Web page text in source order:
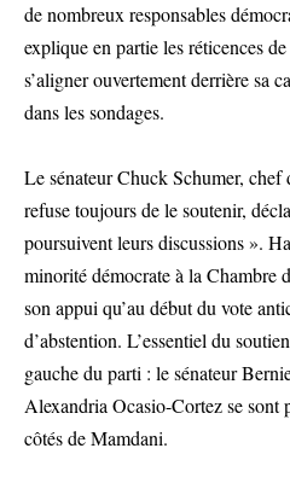
de nombreux responsables
explique en partie les réticences
s’aligner ouvertement derrière sa
dans les sondages.
Le sénateur Chuck Schumer, chef
refuse toujours de le soutenir,
poursuivent leurs discussions ».
minorité démocrate à la Chambre
son appui qu’au début du vote
d’abstention. L’essentiel du
gauche du parti : le sénateur
Alexandria Ocasio-Cortez se sont
côtés de Mamdani.